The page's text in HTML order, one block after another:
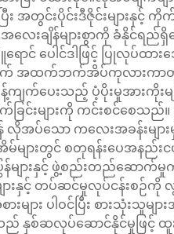
ြီး အတွင်းပိုင်းဒီဇိုင်းမျာ
ေးချိန်များစွာကို ခံနိုင်ရည်
ာင် ပေါင်ဒါဖြင့် ပြုလုပ်ထား
အထက်ဘက်အိပ်ကုလားကာတွင် ခို
ကျက်ပေးသည့် ပံ့ပိုးမှုအားကိုးမ
ာက်ခြင်းများကို ကင်းစင်စ
န် လိုအပ်သော ကလေးအခန်းမ
အိမ်များတွင် စတုရန်းပေအန
များနှင့် ဖွဲ့စည်းတည်ဆောက်မှု
ားနှင့် တပ်ဆင်မှုလုပ်ငန်းစဉ်ကို
များ ပါဝင်ပြီး စားသုံး
နှစ်ဆလုပ်ဆောင်နိုင်မှုဖြင့် ထူ